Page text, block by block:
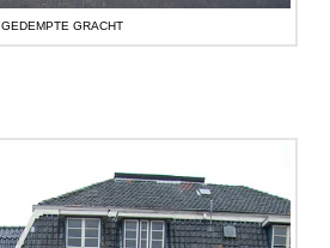
GEDEMPTE GRACHT